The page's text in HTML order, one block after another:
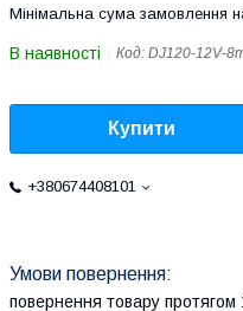
Мінімальна сума замовлення
В наявності Код: DJ120-12V-
Купити
+380674408101
повернення товару протягом